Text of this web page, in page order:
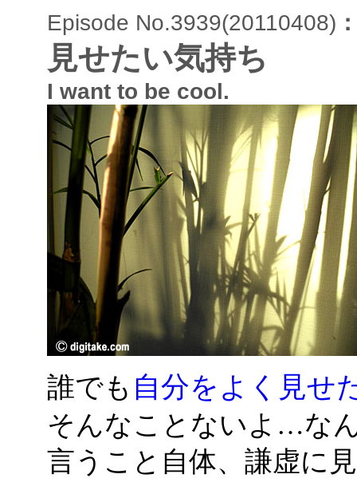
Episode No.3939(20110408)
見せたい気持ち
I want to be cool.
誰でも 自分をよく見せ
そんなことないよ…な
言うこと自体、謙虚に